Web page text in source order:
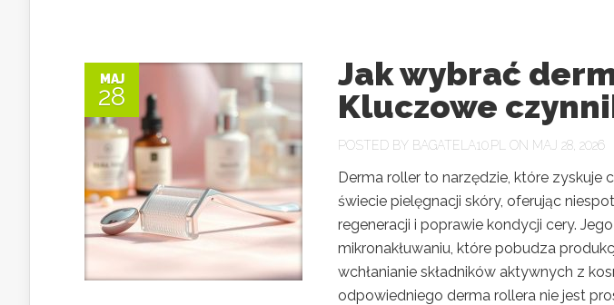
MAJ
28
Jak wybrać
Kluczowe
POSTED BY BAGATELA10.PL ON MAJ 28, 2026
Derma roller to narzędzie, które zyskuje
świecie pielęgnacji skóry, oferując
regeneracji i poprawie kondycji cery.
mikronakłuwaniu, które pobudza
wchłanianie składników aktywnych z
odpowiedniego derma rollera nie jest